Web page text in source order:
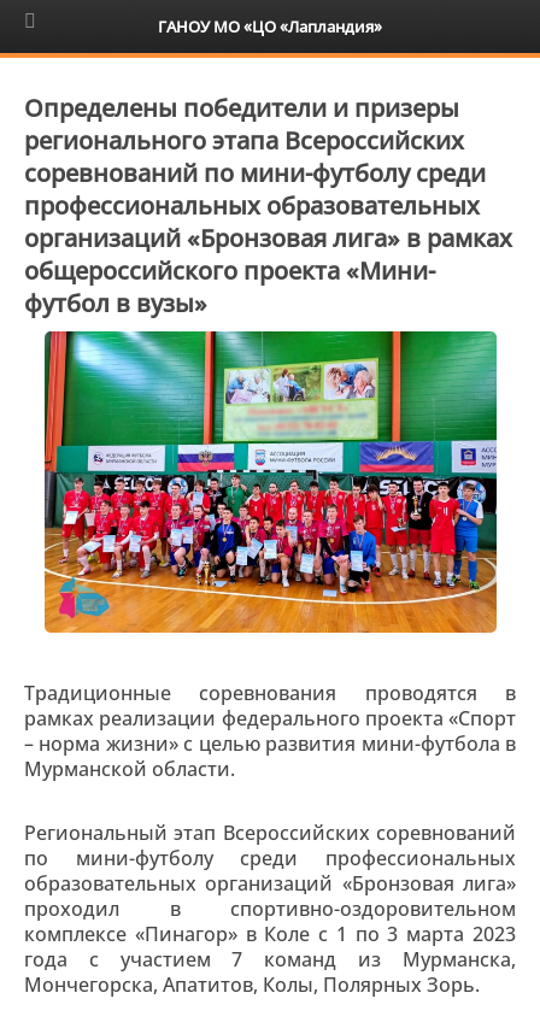
6+
Определены победители и призеры
регионального этапа Всероссийских
соревнований по мини-футболу среди
профессиональных образовательных
организаций «Бронзовая лига» в рамках
общероссийского проекта «Мини-
футбол в вузы»
Традиционные соревнования проводятся в
рамках реализации федерального проекта «Спорт
– норма жизни» с целью развития мини-футбола в
Мурманской области.
Региональный этап Всероссийских соревнований
по мини-футболу среди профессиональных
образовательных организаций «Бронзовая лига»
проходил в спортивно-оздоровительном
комплексе «Пинагор» в Коле с 1 по 3 марта 2023
года с участием 7 команд из Мурманска,
Мончегорска, Апатитов, Колы, Полярных Зорь.
ГАНОУ МО «ЦО «Лапландия»